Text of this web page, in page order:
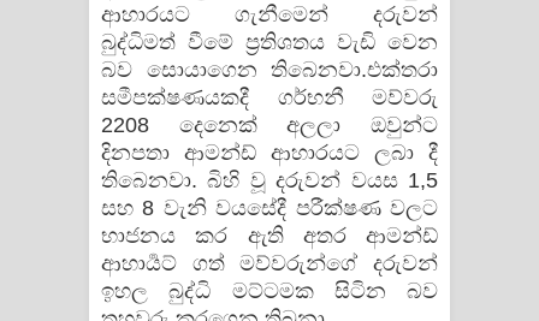
ආහාරයට ගැනීමෙන් දරුවන්
බුද්ධිමත් වීමේ ප්‍රතිශතය වැඩි වෙන
බව සොයාගෙන තිබෙනවා.එක්තරා
සමීපක්ෂණයකදී ගර්භනී මව්වරු
2208 දෙනෙක් අලලා ඔවුන්ට
දිනපතා ආමන්ඩ් ආහාරයට ලබා දී
තිබෙනවා. බිහි වූ දරුවන් වයස 1,5
සහ 8 වැනි වයසේදී පරීක්ෂණ වලට
භාජනය කර ඇති අතර ආමන්ඩ්
ආහාර්‍යට් ගත් මව්වරුන්ගේ දරුවන්
ඉහල බුද්ධි මට්ටමක සිටින බව